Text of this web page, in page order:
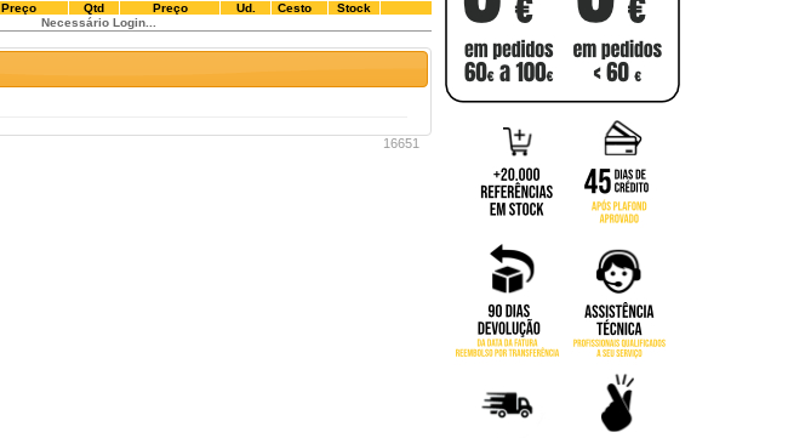
Preço Qtd Preço Ud. Cesto
Stock
Necessário Login...
16651